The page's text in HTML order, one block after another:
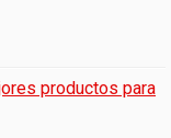
productos para